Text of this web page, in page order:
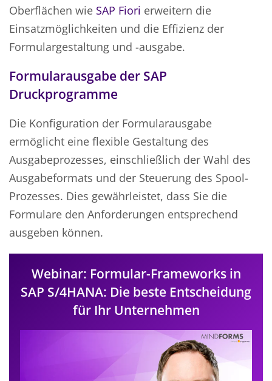
Oberflächen wie SAP Fiori erweitern die
Einsatzmöglichkeiten und die Effizienz der
Formulargestaltung und -ausgabe.
Formularausgabe der SAP
Druckprogramme
Die Konfiguration der Formularausgabe
ermöglicht eine flexible Gestaltung des
Ausgabeprozesses, einschließlich der Wahl des
Ausgabeformats und der Steuerung des Spool-
Prozesses. Dies gewährleistet, dass Sie die
Formulare den Anforderungen entsprechend
ausgeben können.
Webinar: Formular-Frameworks in
SAP S/4HANA: Die beste Entscheidung
für Ihr Unternehmen